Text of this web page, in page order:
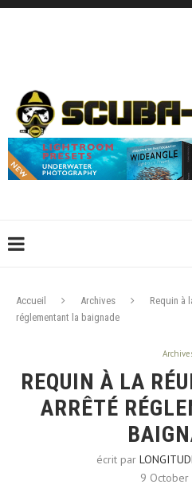
Accueil Archives
Requin à
réglementant la baignade
REQUIN À LA
ARRÊTÉ
écrit par
9 October